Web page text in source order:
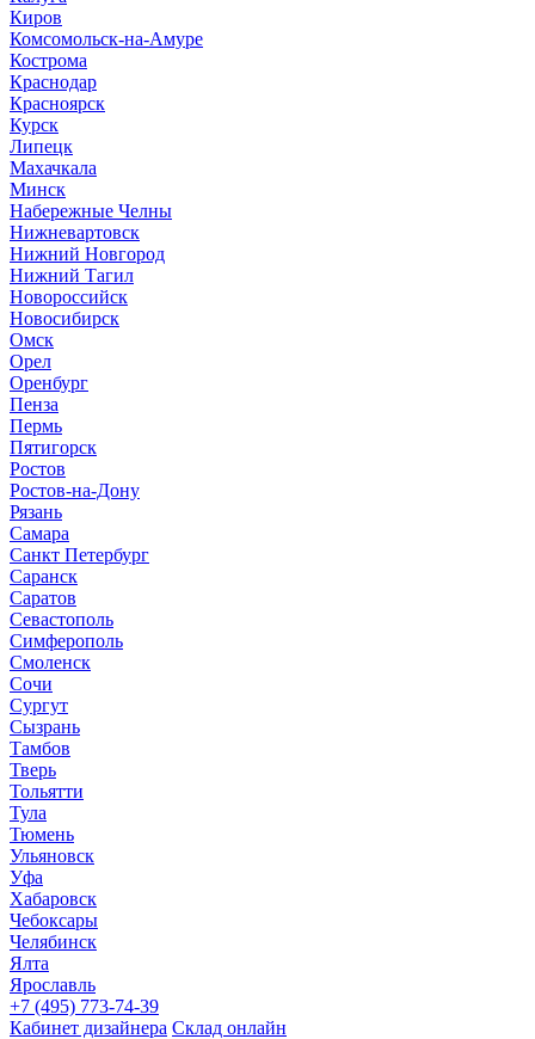
Киров
Комсомольск-на-Амуре
Кострома
Краснодар
Красноярск
Курск
Липецк
Махачкала
Минск
Набережные Челны
Нижневартовск
Нижний Новгород
Нижний Тагил
Новороссийск
Новосибирск
Омск
Орел
Оренбург
Пенза
Пермь
Пятигорск
Ростов
Ростов-на-Дону
Рязань
Самара
Санкт Петербург
Саранск
Саратов
Севастополь
Симферополь
Смоленск
Сочи
Сургут
Сызрань
Тамбов
Тверь
Тольятти
Тула
Тюмень
Ульяновск
Уфа
Хабаровск
Чебоксары
Челябинск
Ялта
Ярославль
+7 (495) 773-74-39
Кабинет дизайнера Склад онлайн